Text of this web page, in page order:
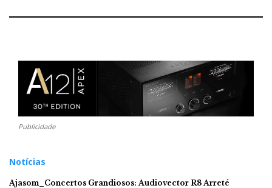
Publicidade
Notícias
Ajasom_Concertos Grandiosos: Audiovector R8 Arreté